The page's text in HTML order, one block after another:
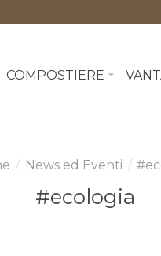
COMPOSTIERE
News ed Eventi
#ecologia